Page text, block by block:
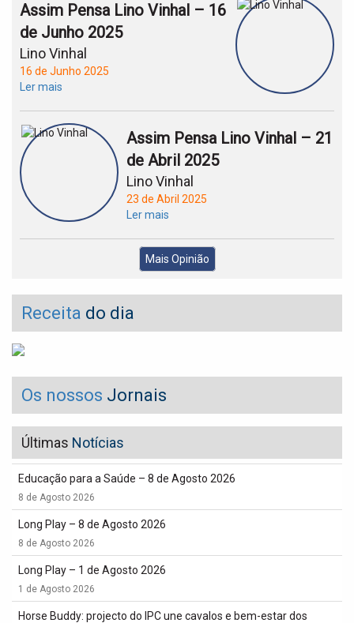
Assim Pensa Lino Vinhal – 16
de Junho 2025
Lino Vinhal
16 de Junho 2025
Ler mais
Assim Pensa Lino Vinhal – 21
de Abril 2025
Lino Vinhal
23 de Abril 2025
Ler mais
Mais Opinião
Receita do dia
Os nossos Jornais
Últimas Notícias
Educação para a Saúde – 8 de Agosto 2026
8 de Agosto 2026
Long Play – 8 de Agosto 2026
8 de Agosto 2026
Long Play – 1 de Agosto 2026
1 de Agosto 2026
Horse Buddy: projecto do IPC une cavalos e bem-estar dos